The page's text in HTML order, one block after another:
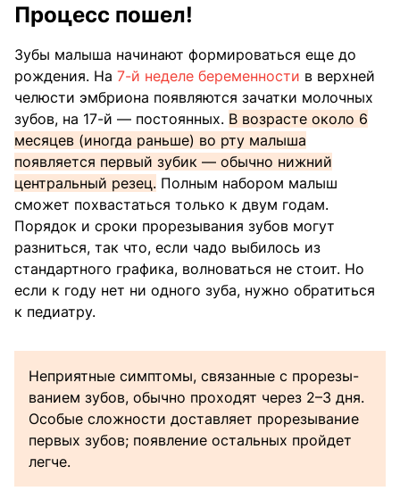
Процесс пошел!
Зубы малыша начинают формироваться еще до
рождения. На 7-й неделе беременности в верхней
челюсти эмбриона появляются зачатки молочных
зубов, на 17-й — постоянных. В возрасте около 6
месяцев (иногда раньше) во рту малыша
появляется первый зубик — обычно нижний
центральный резец. Полным набором малыш
сможет похвастаться только к двум годам.
Порядок и сроки прорезывания зубов могут
разниться, так что, если чадо выбилось из
стандартного графика, волноваться не стоит. Но
если к году нет ни одного зуба, нужно обратиться
к педиатру.
Неприятные симптомы, связанные с прорезы­
ванием зубов, обычно проходят через 2–3 дня.
Особые сложности доставляет прорезывание
первых зубов; появление остальных пройдет
легче.